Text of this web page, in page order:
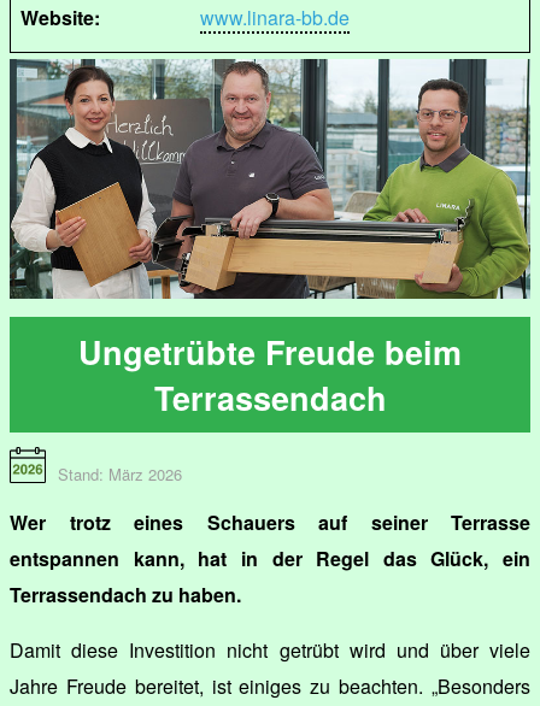
Website:
www.linara-bb.de
Ungetrübte Freude beim
Terrassendach
Stand: März 2026
Wer trotz eines Schauers auf seiner Terrasse
entspannen kann, hat in der Regel das Glück, ein
Terrassendach zu haben.
Damit diese Investition nicht getrübt wird und über viele
Jahre Freude bereitet, ist einiges zu beachten. „Besonders